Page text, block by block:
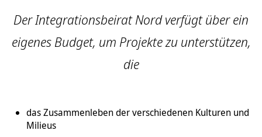
Der Integrationsbeirat Nord verfügt über ein
eigenes Budget, um Projekte zu unterstützen,
die
das Zusammenleben der verschiedenen Kulturen und
Milieus